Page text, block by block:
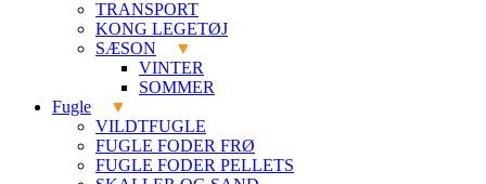
TRANSPORT
KONG LEGETØJ
SÆSON
VINTER
SOMMER
Fugle
VILDTFUGLE
FUGLE FODER FRØ
FUGLE FODER PELLETS